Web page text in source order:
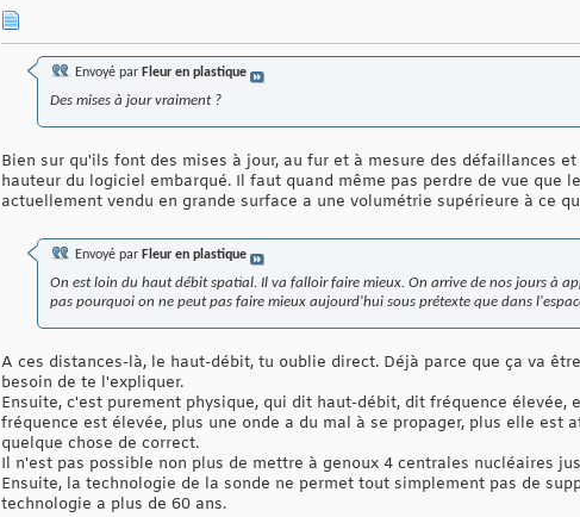
Envoyé par Fleur en plastique
Des mises à jour vraiment ?
Bien sur qu'ils font des mises à jour, au fur et à mesure des défaillances
hauteur du logiciel embarqué. Il faut quand même pas perdre de vue que
actuellement vendu en grande surface a une volumétrie supérieure à ce
Envoyé par Fleur en plastique
On est loin du haut débit spatial. Il va falloir faire mieux. On arrive de nos jours à
pas pourquoi on ne peut pas faire mieux aujourd'hui sous prétexte que dans
A ces distances-là, le haut-débit, tu oublie direct. Déjà parce que ça va
besoin de te l'expliquer.
Ensuite, c'est purement physique, qui dit haut-débit, dit fréquence
fréquence est élevée, plus une onde a du mal à se propager, plus elle
quelque chose de correct.
Il n'est pas possible non plus de mettre à genoux 4 centrales nucléaires
Ensuite, la technologie de la sonde ne permet tout simplement pas de
technologie a plus de 60 ans.